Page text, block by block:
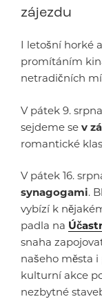
zájezdu
I letošní horké
promítáním
netradičních
V pátek 9.
sejdeme se v
romantické
V pátek 16.
synagogami.
vybízí k
padla na
snaha
našeho města
kulturní akce
nezbytné